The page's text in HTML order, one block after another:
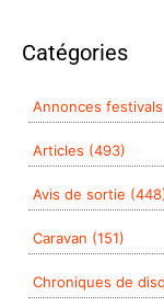
Catégories
Annonces
Articles (493)
Avis de sortie
Caravan (151)
Chroniques de